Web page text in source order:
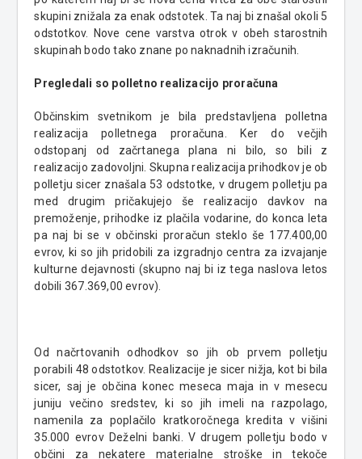
skupini znižala za enak odstotek. Ta naj bi znašal okoli 5
odstotkov. Nove cene varstva otrok v obeh starostnih
skupinah bodo tako znane po naknadnih izračunih.
Pregledali so polletno realizacijo proračuna
Občinskim svetnikom je bila predstavljena polletna
realizacija polletnega proračuna. Ker do večjih
odstopanj od začrtanega plana ni bilo, so bili z
realizacijo zadovoljni. Skupna realizacija prihodkov je ob
polletju sicer znašala 53 odstotke, v drugem polletju pa
med drugim pričakujejo še realizacijo davkov na
premoženje, prihodke iz plačila vodarine, do konca leta
pa naj bi se v občinski proračun steklo še 177.400,00
evrov, ki so jih pridobili za izgradnjo centra za izvajanje
kulturne dejavnosti (skupno naj bi iz tega naslova letos
dobili 367.369,00 evrov).
Od načrtovanih odhodkov so jih ob prvem polletju
porabili 48 odstotkov. Realizacije je sicer nižja, kot bi bila
sicer, saj je občina konec meseca maja in v mesecu
juniju večino sredstev, ki so jih imeli na razpolago,
namenila za poplačilo kratkoročnega kredita v višini
35.000 evrov Deželni banki. V drugem polletju bodo v
občini za nekatere materialne stroške in tekoče